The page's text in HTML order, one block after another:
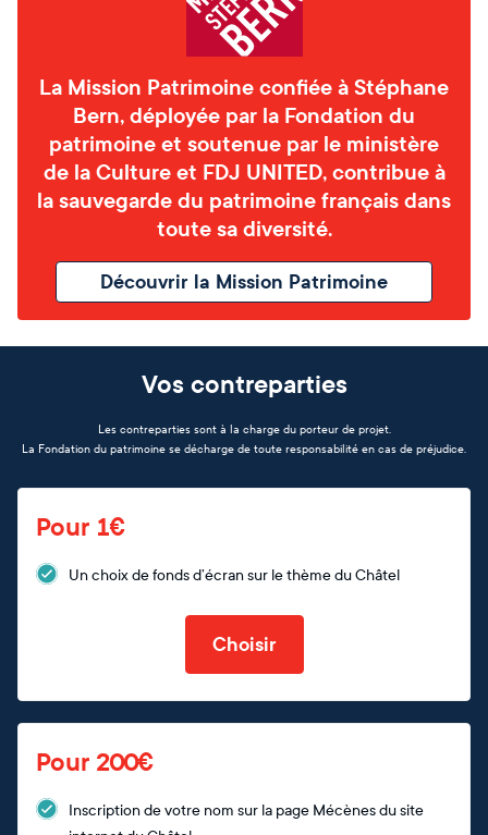
La Mission Patrimoine confiée à Stéphane
Bern, déployée par la Fondation du
patrimoine et soutenue par le ministère
de la Culture et FDJ UNITED, contribue à
la sauvegarde du patrimoine français dans
toute sa diversité.
Découvrir la Mission Patrimoine
Vos contreparties
Les contreparties sont à la charge du porteur de projet.
La Fondation du patrimoine se décharge de toute responsabilité en cas de préjudice.
Pour 1€
Un choix de fonds d’écran sur le thème du Châtel
Choisir
Pour 200€
Inscription de votre nom sur la page Mécènes du site